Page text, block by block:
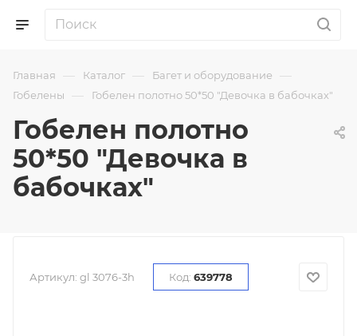
Главная — Каталог — Багет и оборудование —
Гобелены — Гобелен полотно 50*50 "Девочка в бабочках"
Гобелен полотно
50*50 "Девочка в
бабочках"
Артикул: gl 3076-3h Код: 639778